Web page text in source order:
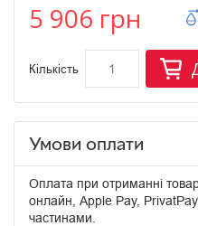
5 906 грн
Кількість
Умови оплати
Оплата при отриманні
онлайн, Apple Pay,
частинами.